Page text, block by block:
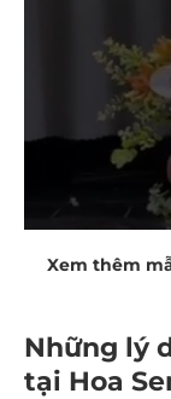
Xem thêm
Những lý
tại Hoa